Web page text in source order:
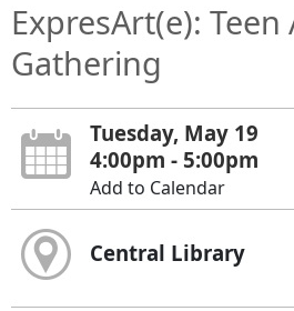
ExpresArt(e): Teen
Gathering
Tuesday, May 19
4:00pm - 5:00pm
Add to Calendar
Central Library